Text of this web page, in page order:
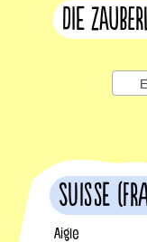
Die
Suisse
Aigle